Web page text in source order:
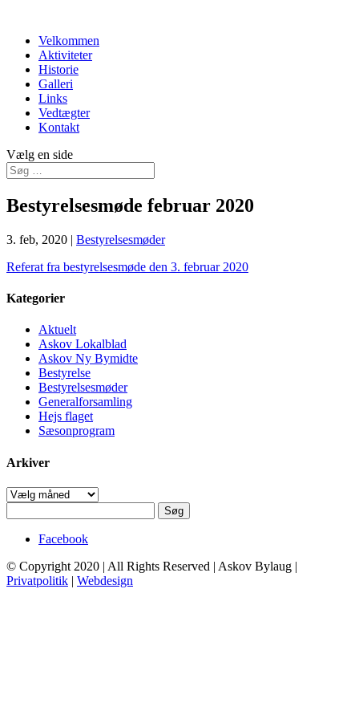
Velkommen
Aktiviteter
Historie
Galleri
Links
Vedtægter
Kontakt
Vælg en side
Bestyrelsesmøde februar 2020
3. feb, 2020 | Bestyrelsesmøder
Referat fra bestyrelsesmøde den 3. februar 2020
Kategorier
Aktuelt
Askov Lokalblad
Askov Ny Bymidte
Bestyrelse
Bestyrelsesmøder
Generalforsamling
Hejs flaget
Sæsonprogram
Arkiver
Arkiver
efter:
Facebook
© Copyright 2020 | All Rights Reserved | Askov Bylaug |
Privatpolitik | Webdesign